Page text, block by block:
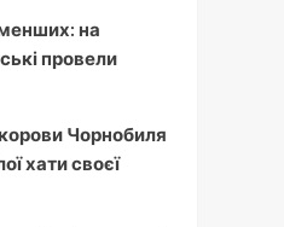
на
провели
Чорнобиля
хати своєї